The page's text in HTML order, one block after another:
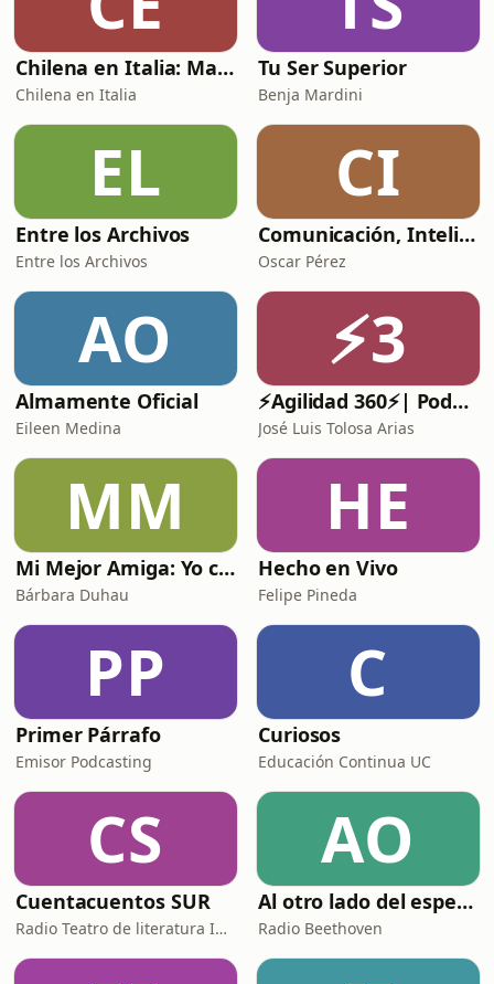
Chilena en Italia: Masa & Amore
Chilena en Italia
Tu Ser Superior
Benja Mardini
EL
Entre los Archivos
Entre los Archivos
CI
Comunicación, Inteligencia Artificial y Sociedad
Oscar Pérez
AO
Almamente Oficial
Eileen Medina
⚡3
⚡️Agilidad 360⚡️| Podcast de Agilidad, Liderazgo Ágil y Gestión de Proyectos.
José Luis Tolosa Arias
MM
Mi Mejor Amiga: Yo con Bárbara Duhau
Bárbara Duhau
HE
Hecho en Vivo
Felipe Pineda
PP
Primer Párrafo
Emisor Podcasting
C
Curiosos
Educación Continua UC
CS
Cuentacuentos SUR
Radio Teatro de literatura Infantil
AO
Al otro lado del espejo - Beethoven FM
Radio Beethoven